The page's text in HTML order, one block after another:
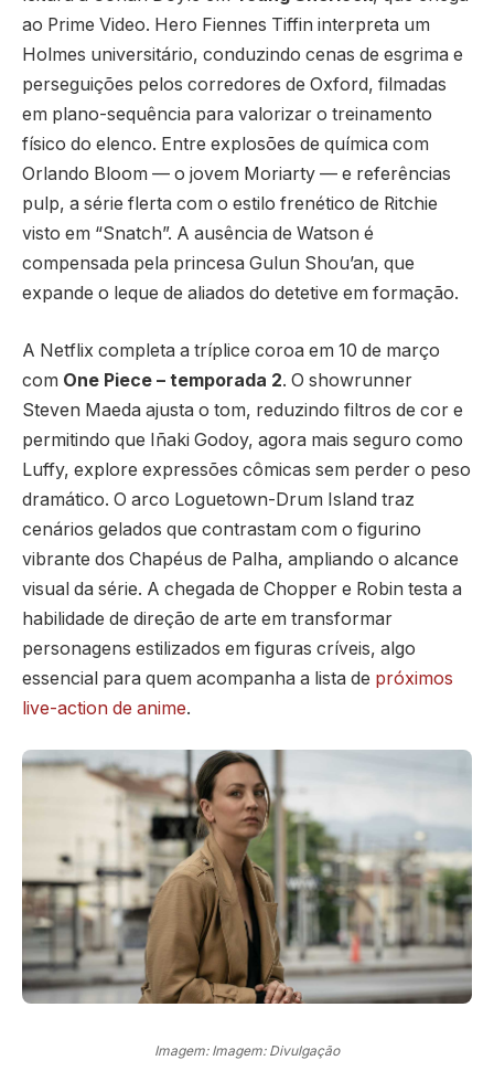
ao Prime Video. Hero Fiennes Tiffin interpreta um
Holmes universitário, conduzindo cenas de esgrima e
perseguições pelos corredores de Oxford, filmadas
em plano-sequência para valorizar o treinamento
físico do elenco. Entre explosões de química com
Orlando Bloom — o jovem Moriarty — e referências
pulp, a série flerta com o estilo frenético de Ritchie
visto em “Snatch”. A ausência de Watson é
compensada pela princesa Gulun Shou’an, que
expande o leque de aliados do detetive em formação.
A Netflix completa a tríplice coroa em 10 de março
com One Piece – temporada 2. O showrunner
Steven Maeda ajusta o tom, reduzindo filtros de cor e
permitindo que Iñaki Godoy, agora mais seguro como
Luffy, explore expressões cômicas sem perder o peso
dramático. O arco Loguetown-Drum Island traz
cenários gelados que contrastam com o figurino
vibrante dos Chapéus de Palha, ampliando o alcance
visual da série. A chegada de Chopper e Robin testa a
habilidade de direção de arte em transformar
personagens estilizados em figuras críveis, algo
essencial para quem acompanha a lista de próximos
live-action de anime.
Imagem: Imagem: Divulgação